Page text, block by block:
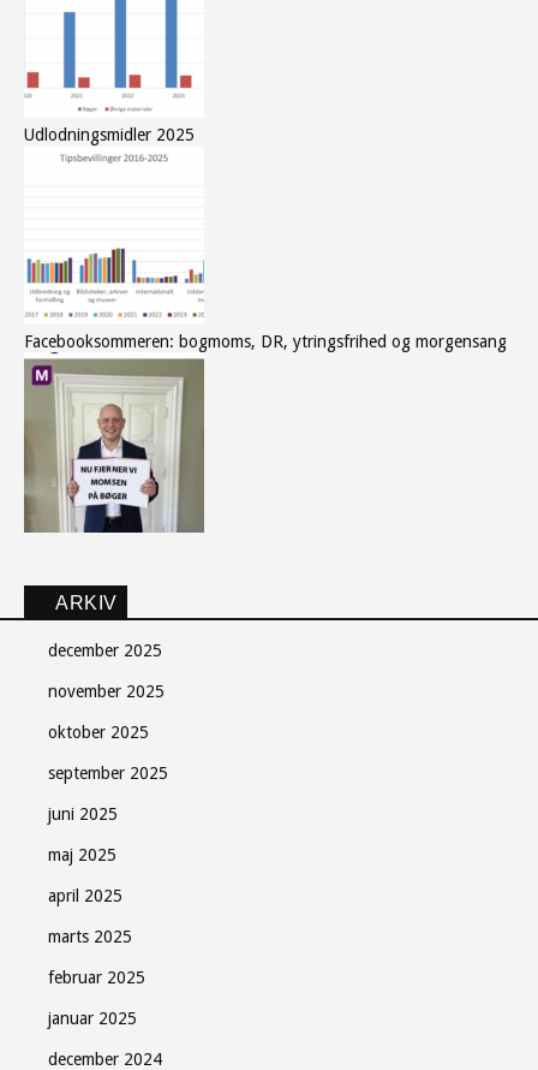
Udlodningsmidler 2025
Facebooksommeren: bogmoms, DR, ytringsfrihed og morgensang
ARKIV
december 2025
november 2025
oktober 2025
september 2025
juni 2025
maj 2025
april 2025
marts 2025
februar 2025
januar 2025
december 2024